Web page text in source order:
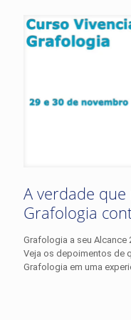
A verdade
Grafologia
Grafologia a seu Alcance
Veja os depoimentos de
Grafologia em uma